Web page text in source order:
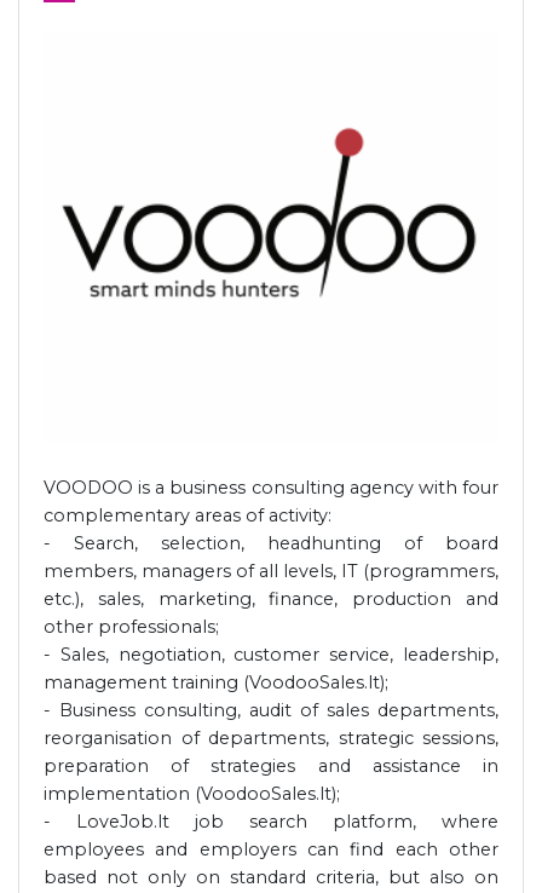
VOODOO is a business consulting agency with four
complementary areas of activity:
- Search, selection, headhunting of board
members, managers of all levels, IT (programmers,
etc.), sales, marketing, finance, production and
other professionals;
- Sales, negotiation, customer service, leadership,
management training (VoodooSales.lt);
- Business consulting, audit of sales departments,
reorganisation of departments, strategic sessions,
preparation of strategies and assistance in
implementation (VoodooSales.lt);
- LoveJob.lt job search platform, where
employees and employers can find each other
based not only on standard criteria, but also on